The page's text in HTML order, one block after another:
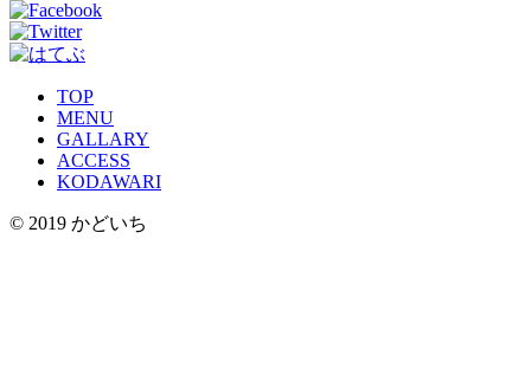
TOP
MENU
GALLARY
ACCESS
KODAWARI
© 2019 かどいち